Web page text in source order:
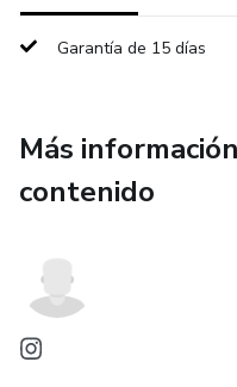
Garantía de 15 días
Más
contenido